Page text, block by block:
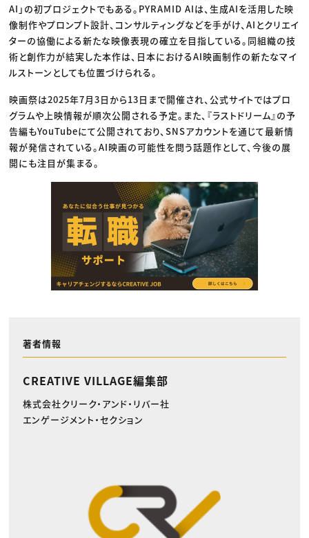
AI」の初プロジェクトでもある。PYRAMID AIは、生成AIを活用した映
像制作やプロンプト設計、コンサルティングなどを手がけ、AIとクリエイ
ターの協働による新たな映像表現の確立を目指している。同組織の技
術と創作力が結実した本作は、日本におけるAI映画制作の新たなマイ
ルストーンとしても位置づけられる。
映画祭は2025年7月3日から13日まで開催され、公式サイトではプロ
グラムや上映情報が順次公開される予定。また、『ラストドリーム』の予
告編もYouTubeにて公開されており、SNSアカウントを通じて最新情
報が発信されている。AI映画の可能性を問う話題作として、今後の展
開にも注目が集まる。
著者情報
CREATIVE VILLAGE編集部
株式会社クリーク・アンド・リバー社
エンゲージメント・セクション